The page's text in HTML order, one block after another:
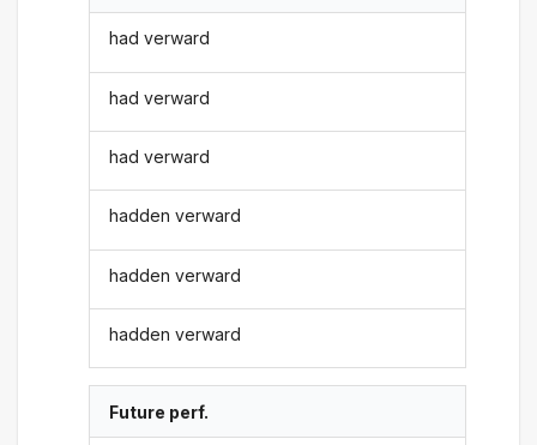
had verward
had verward
had verward
hadden verward
hadden verward
hadden verward
Future perf.